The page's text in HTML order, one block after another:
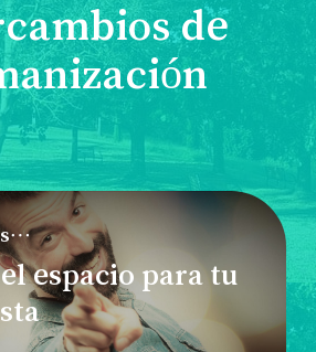
de
el espacio para tu